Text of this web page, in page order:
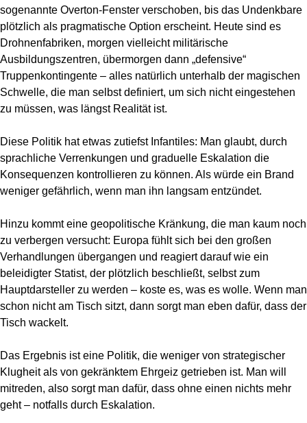
sogenannte Overton-Fenster verschoben, bis das Undenkbare
plötzlich als pragmatische Option erscheint. Heute sind es
Drohnenfabriken, morgen vielleicht militärische
Ausbildungszentren, übermorgen dann „defensive“
Truppenkontingente – alles natürlich unterhalb der magischen
Schwelle, die man selbst definiert, um sich nicht eingestehen
zu müssen, was längst Realität ist.
Diese Politik hat etwas zutiefst Infantiles: Man glaubt, durch
sprachliche Verrenkungen und graduelle Eskalation die
Konsequenzen kontrollieren zu können. Als würde ein Brand
weniger gefährlich, wenn man ihn langsam entzündet.
Hinzu kommt eine geopolitische Kränkung, die man kaum noch
zu verbergen versucht: Europa fühlt sich bei den großen
Verhandlungen übergangen und reagiert darauf wie ein
beleidigter Statist, der plötzlich beschließt, selbst zum
Hauptdarsteller zu werden – koste es, was es wolle. Wenn man
schon nicht am Tisch sitzt, dann sorgt man eben dafür, dass der
Tisch wackelt.
Das Ergebnis ist eine Politik, die weniger von strategischer
Klugheit als von gekränktem Ehrgeiz getrieben ist. Man will
mitreden, also sorgt man dafür, dass ohne einen nichts mehr
geht – notfalls durch Eskalation.